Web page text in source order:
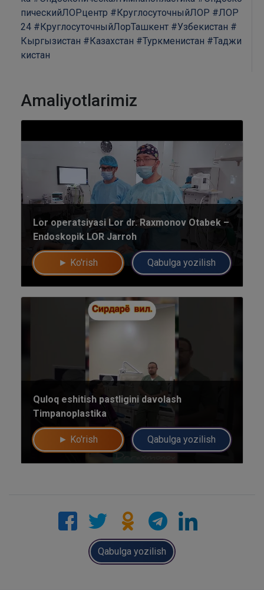
пическийЛОРцентр #КруглосуточныйЛОР #ЛОР
24 #КруглосуточныйЛорТашкент #Узбекистан #
Кыргызистан #Казахстан #Туркменистан #Таджи
кистан
Amaliyotlarimiz
Lor operatsiyasi Lor dr. Raxmonov Otabek –
Endoskopik LOR Jarroh
► Ko'rish Qabulga yozilish
Quloq eshitish pastligini davolash
Timpanoplastika
► Ko'rish Qabulga yozilish
Qabulga yozilish
Umumiy chatimizga yozing
Mutaxassislar
Bizning shifokorlarimiz sizga maslahat berishdan xursand bo'lishadi!
Mutaxassisga yozing yo'q rahmat